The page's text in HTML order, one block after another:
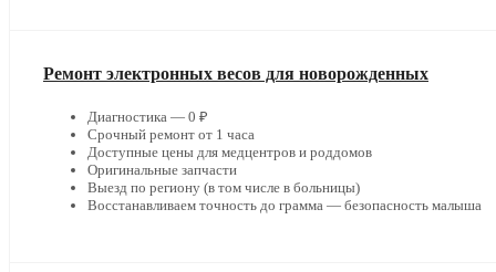
Ремонт электронных весов для новорожденных
Диагностика — 0 ₽
Срочный ремонт от 1 часа
Доступные цены для медцентров и роддомов
Оригинальные запчасти
Выезд по региону (в том числе в больницы)
Восстанавливаем точность до грамма — безопасность малыша